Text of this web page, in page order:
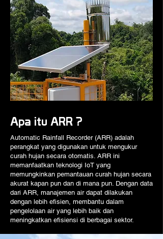
Apa itu ARR ?
Automatic Rainfall Recorder (ARR) adalah
perangkat yang digunakan untuk mengukur
curah hujan secara otomatis. ARR ini
memanfaatkan teknologi IoT yang
memungkinkan pemantauan curah hujan secara
akurat kapan pun dan di mana pun. Dengan data
dari ARR, manajemen air dapat dilakukan
dengan lebih efisien, membantu dalam
pengelolaan air yang lebih baik dan
meningkatkan efisiensi di berbagai sektor.